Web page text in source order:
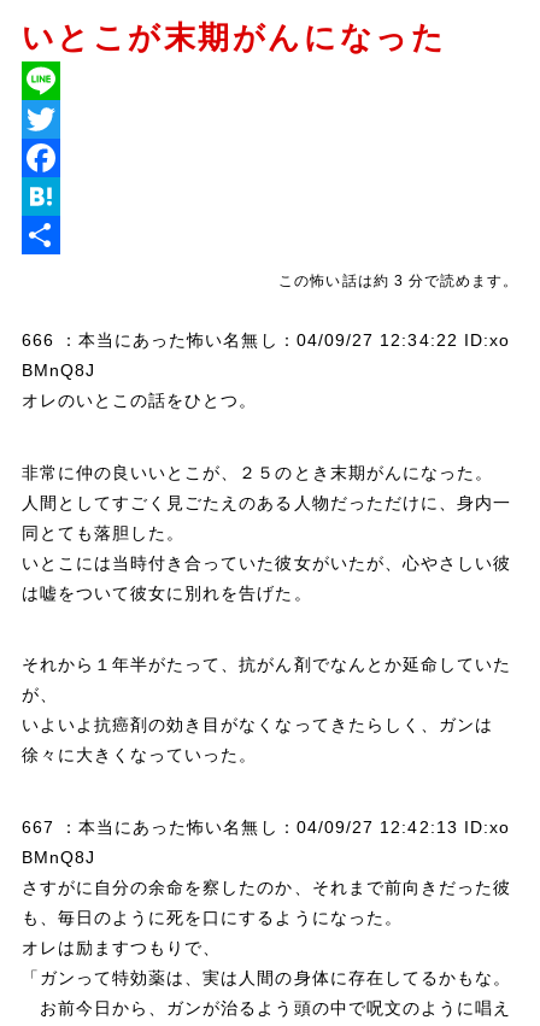
いとこが末期がんになった
L
e
T
w
e
a
b
k
H
e
この怖い話は約 3 分で読めます。
666 ：本当にあった怖い名無し：04/09/27 12:34:22 ID:xo
BMnQ8J
オレのいとこの話をひとつ。
非常に仲の良いいとこが、２５のとき末期がんになった。
人間としてすごく見ごたえのある人物だっただけに、身内一
同とても落胆した。
いとこには当時付き合っていた彼女がいたが、心やさしい彼
は嘘をついて彼女に別れを告げた。
それから１年半がたって、抗がん剤でなんとか延命していた
が、
いよいよ抗癌剤の効き目がなくなってきたらしく、ガンは
徐々に大きくなっていった。
667 ：本当にあった怖い名無し：04/09/27 12:42:13 ID:xo
BMnQ8J
さすがに自分の余命を察したのか、それまで前向きだった彼
も、毎日のように死を口にするようになった。
オレは励ますつもりで、
「ガンって特効薬は、実は人間の身体に存在してるかもな。
お前今日から、ガンが治るよう頭の中で呪文のように唱え